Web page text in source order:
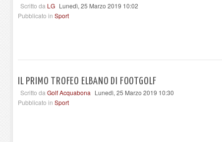
Scritto da LG Lunedì, 25 Marzo 2019 10:02
Pubblicato in Sport
IL PRIMO TROFEO ELBANO DI FOOTGOLF
Scritto da Golf Acquabona Lunedì, 25 Marzo 2019 10:30
Pubblicato in Sport